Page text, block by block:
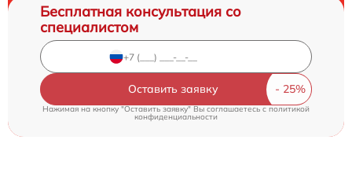
Бесплатная консультация со
специалистом
Оставить заявку
Нажимая на кнопку "Оставить заявку" Вы соглашаетесь cполитикой
конфиденциальности